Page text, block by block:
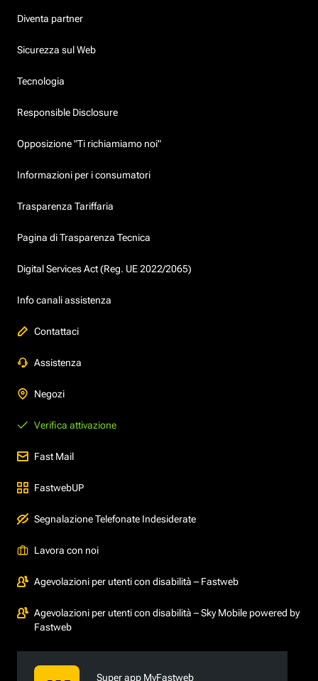
Diventa partner
Sicurezza sul Web
Tecnologia
Responsible Disclosure
Opposizione "Ti richiamiamo noi"
Informazioni per i consumatori
Trasparenza Tariffaria
Pagina di Trasparenza Tecnica
Digital Services Act (Reg. UE 2022/2065)
Info canali assistenza
Contattaci
Assistenza
Negozi
Verifica attivazione
Fast Mail
FastwebUP
Segnalazione Telefonate Indesiderate
Lavora con noi
Agevolazioni per utenti con disabilità – Fastweb
Agevolazioni per utenti con disabilità – Sky Mobile powered by
Fastweb
Super app MyFastweb